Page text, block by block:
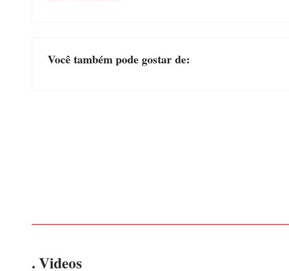
Você também pode gostar de:
. Videos